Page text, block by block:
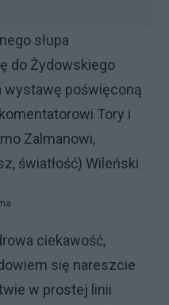
słupa
do Żydowskiego
poświęconą
Tory i
Zalmanowi,
światłość) Wileński
ciekawość,
się nareszcie
w prostej linii